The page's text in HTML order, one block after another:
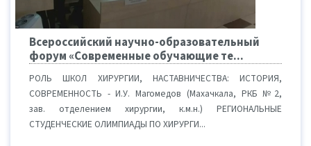
Всероссийский научно-образовательный
форум «Современные обучающие те...
РОЛЬ ШКОЛ ХИРУРГИИ, НАСТАВНИЧЕСТВА: ИСТОРИЯ,
СОВРЕМЕННОСТЬ - И.У. Магомедов (Махачкала, РКБ №2,
зав. отделением хирургии, к.м.н.) РЕГИОНАЛЬНЫЕ
СТУДЕНЧЕСКИЕ ОЛИМПИАДЫ ПО ХИРУРГИ...